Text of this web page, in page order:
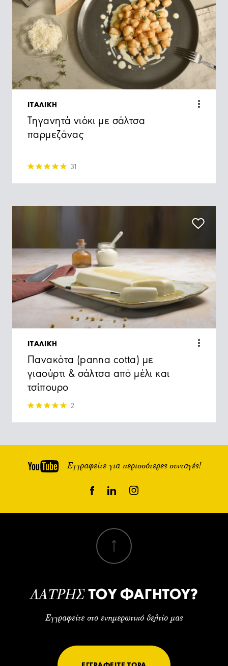
ΙΤΑΛΙΚΗ
Τηγανητά νιόκι με σάλτσα
παρμεζάνας
31
ΙΤΑΛΙΚΗ
Πανακότα (panna cotta) με
γιαούρτι & σάλτσα από μέλι και
τσίπουρο
2
Εγγραφείτε για περισσότερες συνταγές!
ΛΑΤΡΗΣΤΟΥ ΦΑΓΗΤΟΥ?
Εγγραφείτε στο ενημερωτικό δελτίο μας